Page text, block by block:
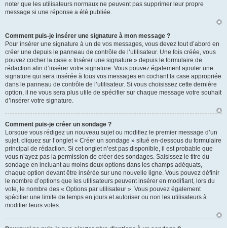
noter que les utilisateurs normaux ne peuvent pas supprimer leur propre
message si une réponse a été publiée.
Comment puis-je insérer une signature à mon message ?
Pour insérer une signature à un de vos messages, vous devez tout d’abord en
créer une depuis le panneau de contrôle de l’utilisateur. Une fois créée, vous
pouvez cocher la case « Insérer une signature » depuis le formulaire de
rédaction afin d’insérer votre signature. Vous pouvez également ajouter une
signature qui sera insérée à tous vos messages en cochant la case appropriée
dans le panneau de contrôle de l’utilisateur. Si vous choisissez cette dernière
option, il ne vous sera plus utile de spécifier sur chaque message votre souhait
d’insérer votre signature.
Comment puis-je créer un sondage ?
Lorsque vous rédigez un nouveau sujet ou modifiez le premier message d’un
sujet, cliquez sur l’onglet « Créer un sondage » situé en-dessous du formulaire
principal de rédaction. Si cet onglet n’est pas disponible, il est probable que
vous n’ayez pas la permission de créer des sondages. Saisissez le titre du
sondage en incluant au moins deux options dans les champs adéquats,
chaque option devant être insérée sur une nouvelle ligne. Vous pouvez définir
le nombre d’options que les utilisateurs peuvent insérer en modifiant, lors du
vote, le nombre des « Options par utilisateur ». Vous pouvez également
spécifier une limite de temps en jours et autoriser ou non les utilisateurs à
modifier leurs votes.